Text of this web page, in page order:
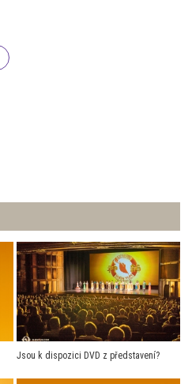
Jsou k dispozici DVD z představení?